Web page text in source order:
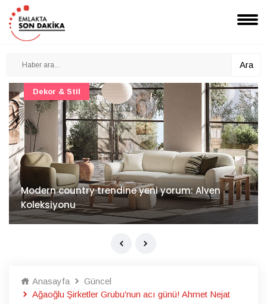
Ara
Modern country trendine yeni yorum: Alven
Koleksiyonu
Dekor & Stil
Anasayfa
Güncel
Ağaoğlu Şirketler Grubu'nun acı günü! Ahmet Nejat